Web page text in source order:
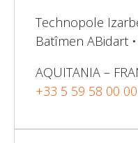
Technopole
Batîmen
AQUITANIA –
+33 5 59 58 00 00